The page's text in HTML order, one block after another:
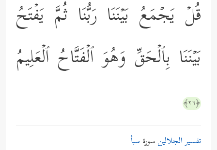
قُلۡ یَجۡمَعُ بَیۡنَنَا رَبُّنَا ثُمَّ یَفۡتَحُ
بَیۡنَنَا بِٱلۡحَقِّ وَهُوَ ٱلۡفَتَّاحُ ٱلۡعَلِیمُ
﴿٢٦﴾
تفسير الجلالينسورة سبأ